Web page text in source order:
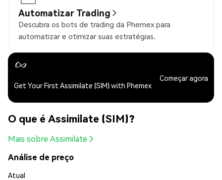
Automatizar Trading
Descubra os bots de trading da Phemex para
automatizar e otimizar suas estratégias.
Get Your First Assimilate (SIM) with Phemex
Começar agora
O que é Assimilate (SIM)?
Mais sobre Assimilate
Análise de preço
Atual